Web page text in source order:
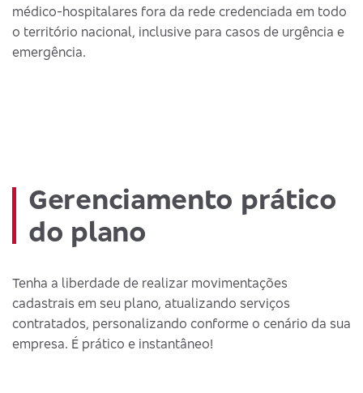
médico-hospitalares fora da rede credenciada em todo
o território nacional, inclusive para casos de urgência e
emergência.
Gerenciamento prático
do plano
Tenha a liberdade de realizar movimentações
cadastrais em seu plano, atualizando serviços
contratados, personalizando conforme o cenário da sua
empresa. É prático e instantâneo!